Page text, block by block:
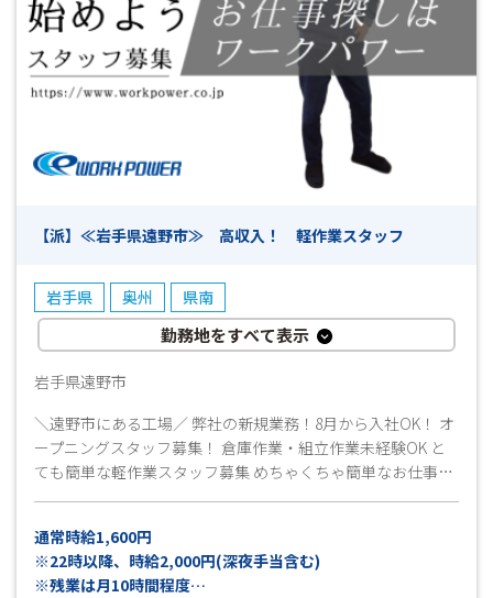
【派】≪岩手県遠野市≫ 高収入！ 軽作業スタッフ
岩手県 奥州 県南
勤務地をすべて表示
岩手県遠野市
＼遠野市にある工場／ 弊社の新規業務！8月から入社OK！ オ
ープニングスタッフ募集！ 倉庫作業・組立作業未経験OK と
ても簡単な軽作業スタッフ募集 めちゃくちゃ簡単なお仕事な
のに、収入が高い理由…それは、今話題で人気のお仕事だか
きたい”そんな方も大歓迎！ ☆説明会☆も実施予定です 下の
備考に予定日を記載中
通常時給1,600円
※22時以降、時給2,000円(深夜手当含む)
※残業は月10時間程度